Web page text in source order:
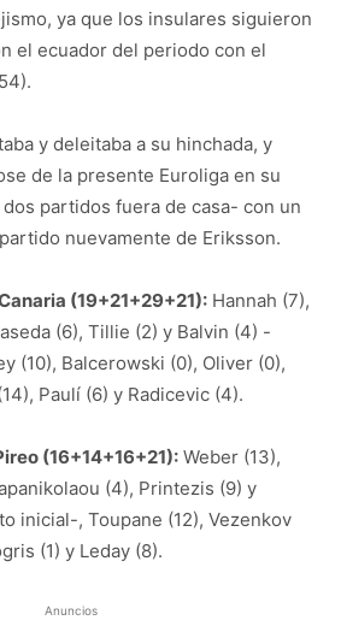
ya que los insulares siguieron
el ecuador del periodo con el
y deleitaba a su hinchada, y
de la presente Euroliga en su
partidos fuera de casa- con un
nuevamente de Eriksson.
(19+21+29+21): Hannah (7),
(6), Tillie (2) y Balvin (4) -
(10), Balcerowski (0), Oliver (0),
Paulí (6) y Radicevic (4).
(16+14+16+21): Weber (13),
(4), Printezis (9) y
inicial-, Toupane (12), Vezenkov
(1) y Leday (8).
Anuncios